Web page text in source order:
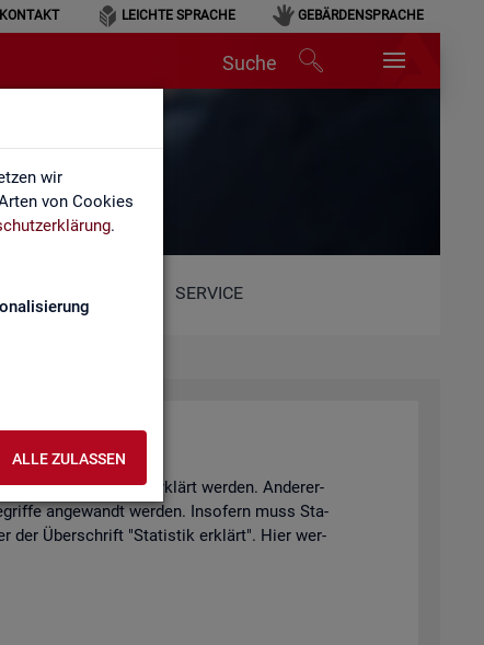
wir
von Cookies
.
ALLE ZULASSEN
KONTAKT LEICHTE SPRACHE GEBÄRDENSPRACHE
Suche
SERVICE
Sach­ver­hal­te er­klärt wer­den. An­de­rer­
an­ge­wandt wer­den. In­so­fern muss Sta­
der Über­schrift "Sta­tis­tik er­klärt". Hier wer­